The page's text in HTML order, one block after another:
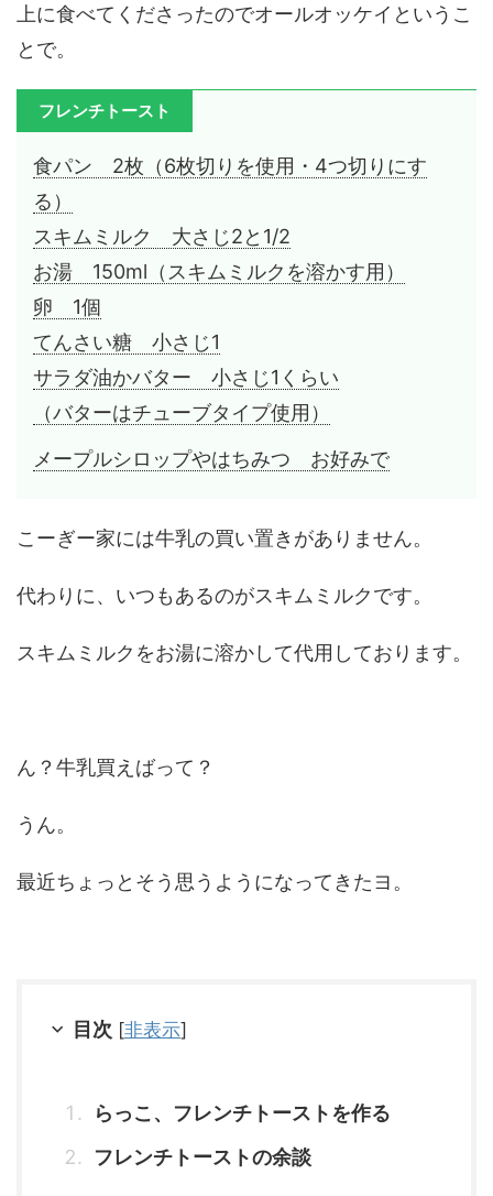
上に食べてくださったのでオールオッケイというこ
とで。
フレンチトースト
食パン 2枚（6枚切りを使用・4つ切りにす
る）
スキムミルク 大さじ2と1/2
お湯 150ml（スキムミルクを溶かす用）
卵 1個
てんさい糖 小さじ1
サラダ油かバター 小さじ1くらい
（バターはチューブタイプ使用）
メープルシロップやはちみつ お好みで
こーぎー家には牛乳の買い置きがありません。
代わりに、いつもあるのがスキムミルクです。
スキムミルクをお湯に溶かして代用しております。
ん？牛乳買えばって？
うん。
最近ちょっとそう思うようになってきたヨ。
目次 [非表示]
らっこ、フレンチトーストを作る
フレンチトーストの余談